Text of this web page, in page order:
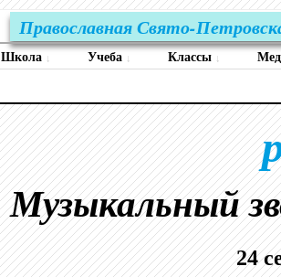
Православная Свято-
Школа ↓ Учеба ↓ Классы ↓
Музыкальный
24